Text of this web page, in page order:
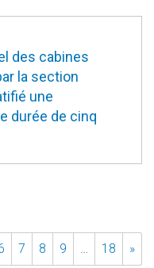
des cabines
la section
une
durée de cinq
7 8 9 … 18 »